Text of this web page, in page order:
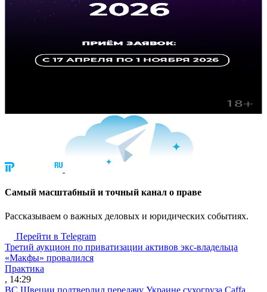
Cамый масштабный и точный канал о праве
Рассказываем о важных деловых и юридических событиях.
Перейти в Telegram
Третий аукцион по приватизации активов экс-владельца
«Макфы» провалился
Практика
, 14:29
ВС Швеции подтвердил передачу Украине сухогруза Caffa